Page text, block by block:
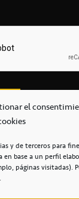
el
y de terceros para
en base a un perfil
páginas visitadas).
253 684